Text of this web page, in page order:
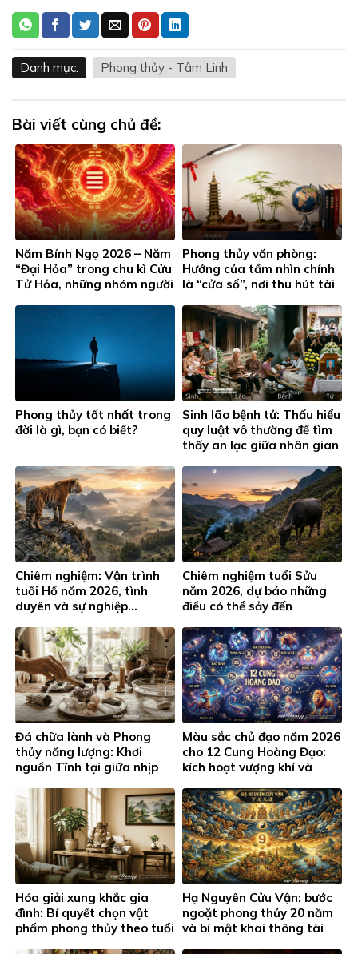
Danh mục: Phong thủy - Tâm Linh
Bài viết cùng chủ đề:
Năm Bính Ngọ 2026 – Năm
“Đại Hỏa” trong chu kì Cửu
Tử Hỏa, những nhóm người
Phong thủy văn phòng:
Hướng của tầm nhìn chính
là “cửa sổ”, nơi thu hút tài
Phong thủy tốt nhất trong
đời là gì, bạn có biết?
Sinh lão bệnh tử: Thấu hiểu
quy luật vô thường để tìm
thấy an lạc giữa nhân gian
Chiêm nghiệm: Vận trình
tuổi Hổ năm 2026, tình
duyên và sự nghiệp…
Chiêm nghiệm tuổi Sửu
năm 2026, dự báo những
điều có thể sảy đến
Đá chữa lành và Phong
thủy năng lượng: Khơi
nguồn Tĩnh tại giữa nhịp
Màu sắc chủ đạo năm 2026
cho 12 Cung Hoàng Đạo:
kích hoạt vượng khí và
Hóa giải xung khắc gia
đình: Bí quyết chọn vật
phẩm phong thủy theo tuổi
Hạ Nguyên Cửu Vận: bước
ngoặt phong thủy 20 năm
và bí mật khai thông tài